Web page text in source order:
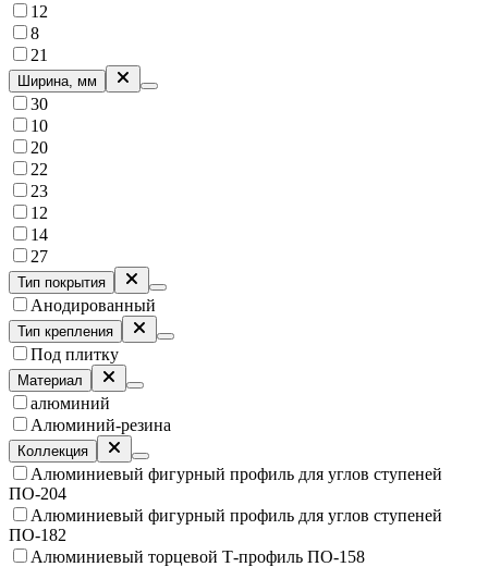
12
8
21
Ширина, мм
30
10
20
22
23
12
14
27
Тип покрытия
Анодированный
Тип крепления
Под плитку
Материал
алюминий
Алюминий-резина
Коллекция
Алюминиевый фигурный профиль для углов ступеней
ПО-204
Алюминиевый фигурный профиль для углов ступеней
ПО-182
Алюминиевый торцевой Т-профиль ПО-158